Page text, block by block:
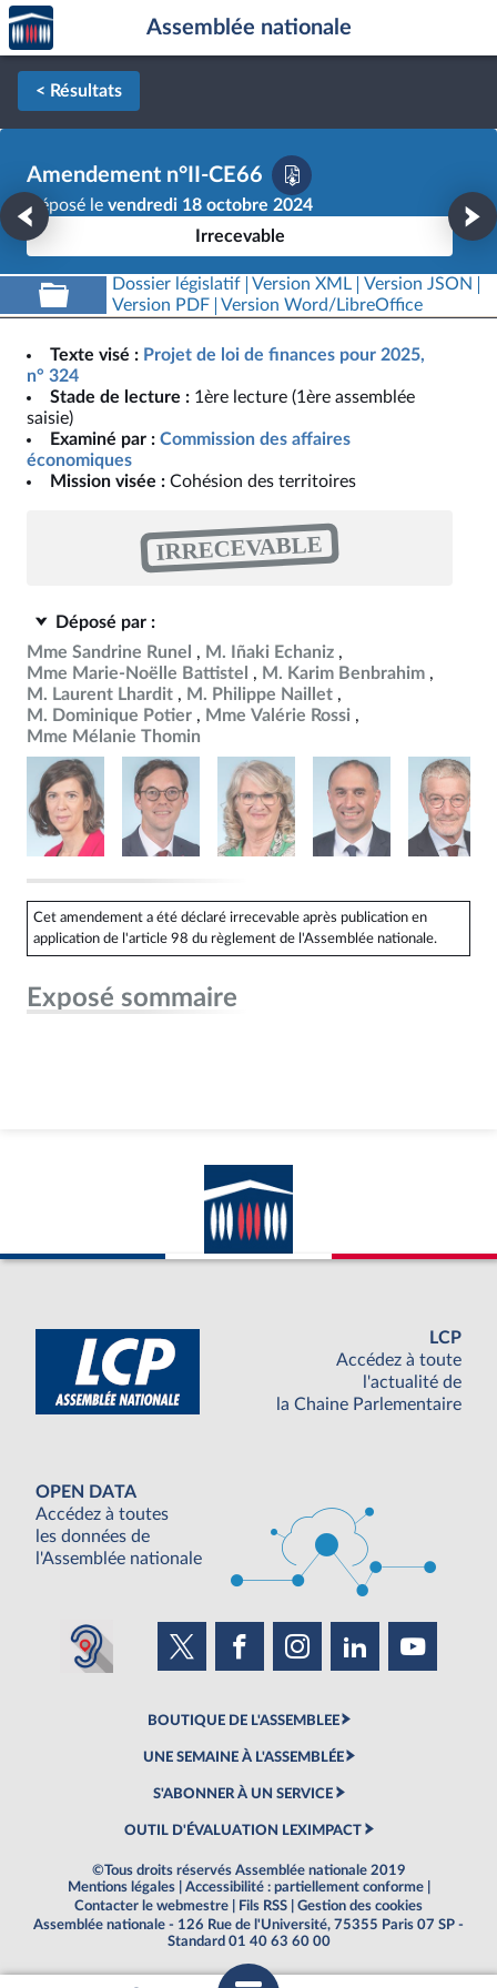
Aller au contenu
Aller en bas de la page
Accèder
à la
page
d'accueil
Assemblée nationale
< Résultats
Amendement n°II-CE66
Déposé le vendredi 18 octobre 2024
Irrecevable
Dossier législatif Version XML
Version JSON
Version PDF
Version Word/LibreOffice
Texte visé : Projet de loi de finances pour 2025,
n° 324
Stade de lecture : 1ère lecture (1ère assemblée
saisie)
Examiné par : Commission des affaires
économiques
Mission visée : Cohésion des territoires
IRRECEVABLE
Déposé par :
Mme Sandrine Runel
M. Iñaki Echaniz
Mme Marie-Noëlle Battistel
M. Karim Benbrahim
M. Laurent Lhardit
M. Philippe Naillet
M. Dominique Potier
Mme Valérie Rossi
Mme Mélanie Thomin
Cet amendement a été déclaré irrecevable après publication en
application de l'article 98 du règlement de l'Assemblée nationale.
Exposé sommaire
LCP
Accédez à toute
l'actualité de
la Chaine Parlementaire
OPEN DATA
Accédez à toutes
les données de
l'Assemblée nationale
BOUTIQUE DE L'ASSEMBLEE
UNE SEMAINE À L'ASSEMBLÉE
S'ABONNER À UN SERVICE
OUTIL D'ÉVALUATION LEXIMPACT
©Tous droits réservés Assemblée nationale 2019
Mentions légales
Accessibilité : partiellement conforme
Contacter le webmestre
Fils RSS
Gestion des cookies
Assemblée nationale - 126 Rue de l'Université, 75355 Paris 07 SP -
Standard 01 40 63 60 00